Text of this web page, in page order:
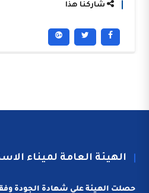
شاركنا هذا
الهيئة العامة لميناء
حصلت الهيئة علي شهادة الجودة وفقا